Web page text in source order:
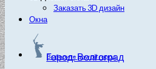
Заказать 3D дизайн
Окна
Город: Волгоград
Выберите другой город